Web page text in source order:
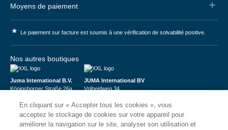
Moyens de paiement
* Le paiement sur facture est soumis à une vérification de solvabilité positive.
Nos autres boutiques
Juma International B.V.
Königsborner Straße 26a
USt-ID: DE321159873
Handelsregister: 58573909
JUMA International BV
Vrijheidweg 34
BTW: NL853095048B01
K.V.K.: 58573909
En cliquant sur « Accepter tous les cookies », vous
acceptez le stockage de cookies sur votre appareil pour
améliorer la navigation sur le site, analyser son utilisation et